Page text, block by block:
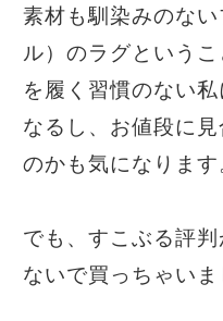
素材も馴染みのな
ル）のラグという
を履く習慣のない
なるし、お値段に
のかも気になります
でも、すこぶる評
ないで買っちゃいま